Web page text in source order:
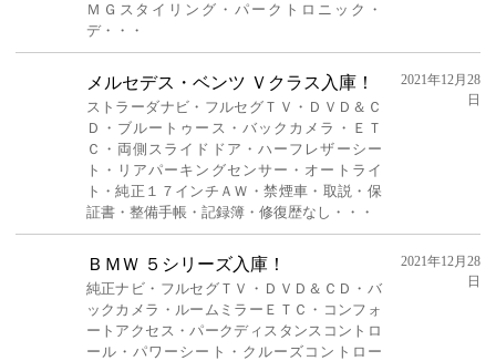
ＭＧスタイリング・パークトロニック・
デ・・・
メルセデス・ベンツ Ｖクラス入庫！
ストラーダナビ・フルセグＴＶ・ＤＶＤ＆Ｃ
Ｄ・ブルートゥース・バックカメラ・ＥＴ
Ｃ・両側スライドドア・ハーフレザーシー
ト・リアパーキングセンサー・オートライ
ト・純正１７インチＡＷ・禁煙車・取説・保
証書・整備手帳・記録簿・修復歴なし・・・
2021年12月28
日
ＢＭＷ ５シリーズ入庫！
純正ナビ・フルセグＴＶ・ＤＶＤ＆ＣＤ・バ
ックカメラ・ルームミラーＥＴＣ・コンフォ
ートアクセス・パークディスタンスコントロ
ール・パワーシート・クルーズコントロー
2021年12月28
日